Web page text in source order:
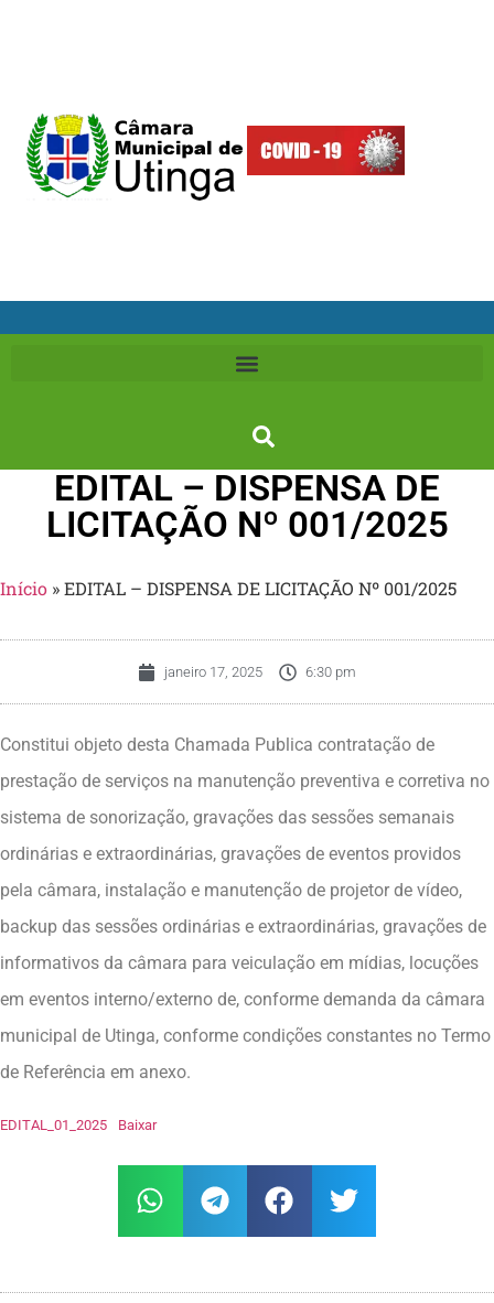
EDITAL – DISPENSA DE
LICITAÇÃO Nº 001/2025
Início »EDITAL – DISPENSA DE LICITAÇÃO Nº 001/2025
janeiro 17, 2025 6:30 pm
Constitui objeto desta Chamada Publica contratação de
prestação de serviços na manutenção preventiva e corretiva no
sistema de sonorização, gravações das sessões semanais
ordinárias e extraordinárias, gravações de eventos providos
pela câmara, instalação e manutenção de projetor de vídeo,
backup das sessões ordinárias e extraordinárias, gravações de
informativos da câmara para veiculação em mídias, locuções
em eventos interno/externo de, conforme demanda da câmara
municipal de Utinga, conforme condições constantes no Termo
de Referência em anexo.
EDITAL_01_2025 Baixar